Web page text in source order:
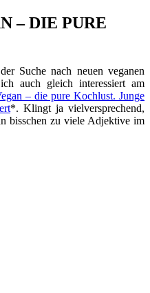
– DIE PURE
Suche nach neuen veganen
auch gleich interessiert am
– die pure Kochlust. Junge
*. Klingt ja vielversprechend,
bisschen zu viele Adjektive im